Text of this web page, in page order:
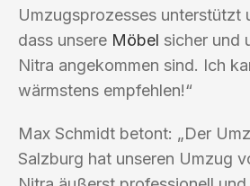
Umzugsprozesses unterstützt
dass unsere Möbel sicher und
Nitra angekommen sind. Ich
wärmstens empfehlen!“
Max Schmidt betont: „Der
Salzburg hat unseren Umzug